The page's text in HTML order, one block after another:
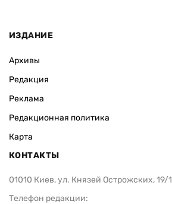
ИЗДАНИЕ
Архивы
Редакция
Реклама
Редакционная политика
Карта
КОНТАКТЫ
01010 Киев, ул. Князей Острожских, 19/1
Телефон редакции: